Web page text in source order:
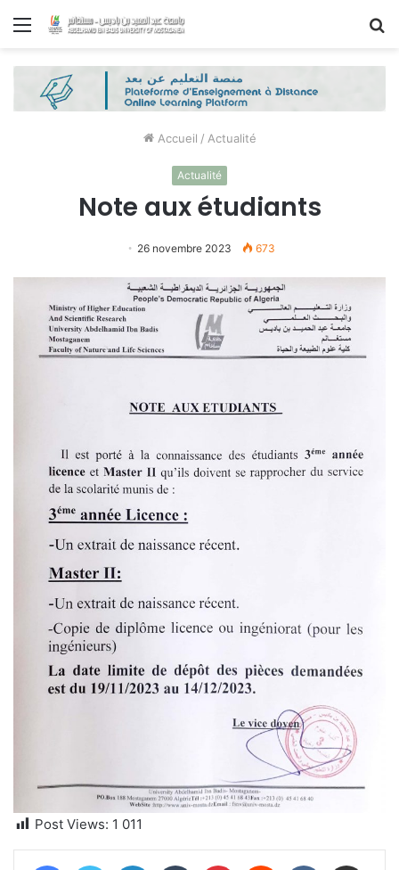
Menu
Accueil / Actualité
Actualité
Note aux étudiants
26 novembre 2023 673
Post Views: 1 011
FacebookTwitter Linkedin Tumblr Pinterest Reddit VKontakte